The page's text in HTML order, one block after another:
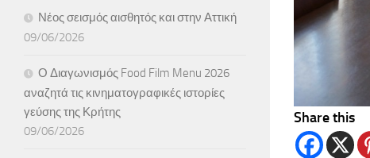
Share this
Νέος σεισμός αισθητός και στην Αττική
09/06/2026
Ο Διαγωνισμός Food Film Menu 2026
αναζητά τις κινηματογραφικές ιστορίες
γεύσης της Κρήτης
09/06/2026